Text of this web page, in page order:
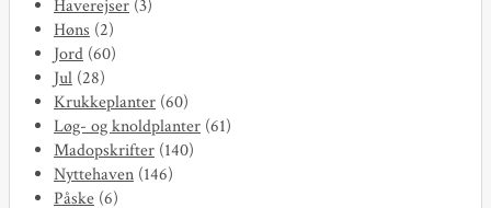
Haverejser (3)
Høns (2)
Jord (60)
Jul (28)
Krukkeplanter (60)
Løg- og knoldplanter (61)
Madopskrifter (140)
Nyttehaven (146)
Påske (6)